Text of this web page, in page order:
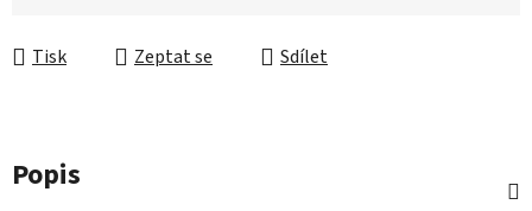
Tisk Zeptat se Sdílet
Popis